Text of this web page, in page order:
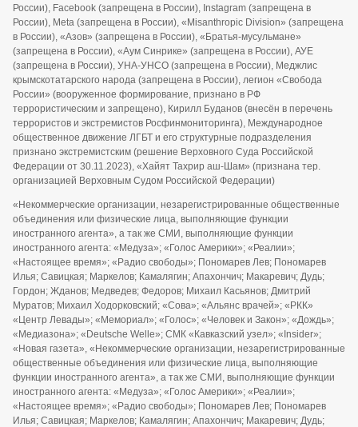
России), Facebook (запрещена в России), Instagram (запрещена в
России), Meta (запрещена в России), «Misanthropic Division» (запрещена
в России), «Азов» (запрещена в России), «Братья-мусульмане»
(запрещена в России), «Аум Синрике» (запрещена в России), АУЕ
(запрещена в России), УНА-УНСО (запрещена в России), Меджлис
крымскотатарского народа (запрещена в России), легион «Свобода
России» (вооруженное формирование, признано в РФ
террористическим и запрещено), Кирилл Буданов (внесён в перечень
террористов и экстремистов Росфинмониторинга), Международное
общественное движение ЛГБТ и его структурные подразделения
признано экстремистским (решение Верховного Суда Российской
Федерации от 30.11.2023), «Хайят Тахрир аш-Шам» (признана тер.
организацией Верховным Судом Российской Федерации)
«Некоммерческие организации, незарегистрированные общественные
объединения или физические лица, выполняющие функции
иностранного агента», а так же СМИ, выполняющие функции
иностранного агента: «Медуза»; «Голос Америки»; «Реалии»;
«Настоящее время»; «Радио свободы»; Пономарев Лев; Пономарев
Илья; Савицкая; Маркелов; Камалягин; Апахончич; Макаревич; Дудь;
Гордон; Жданов; Медведев; Федоров; Михаил Касьянов; Дмитрий
Муратов; Михаил Ходорковский; «Сова»; «Альянс врачей»; «РКК»
«Центр Левады»; «Мемориал»; «Голос»; «Человек и Закон»; «Дождь»;
«Медиазона»; «Deutsche Welle»; СМК «Кавказский узел»; «Insider»;
«Новая газета», «Некоммерческие организации, незарегистрированные
общественные объединения или физические лица, выполняющие
функции иностранного агента», а так же СМИ, выполняющие функции
иностранного агента: «Медуза»; «Голос Америки»; «Реалии»;
«Настоящее время»; «Радио свободы»; Пономарев Лев; Пономарев
Илья; Савицкая; Маркелов; Камалягин; Апахончич; Макаревич; Дудь;